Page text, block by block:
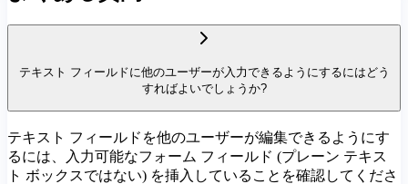
テキスト フィールドに他のユーザーが入力できるようにするにはどう
すればよいでしょうか?
テキスト フィールドを他のユーザーが編集できるようにす
るには、入力可能なフォーム フィールド (プレーン テキス
ト ボックスではない) を挿入していることを確認してくださ